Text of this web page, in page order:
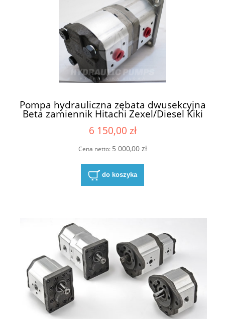
Pompa hydrauliczna zębata dwusekcyjna
Beta zamiennik Hitachi Zexel/Diesel Kiki
3070126111
6 150,00 zł
Cena netto: 5 000,00 zł
do koszyka